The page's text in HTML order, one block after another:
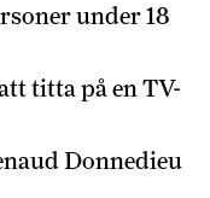
under 18
titta på en TV-
Donnedieu